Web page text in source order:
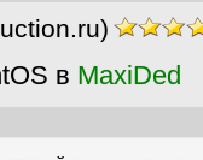
в MaxiDed